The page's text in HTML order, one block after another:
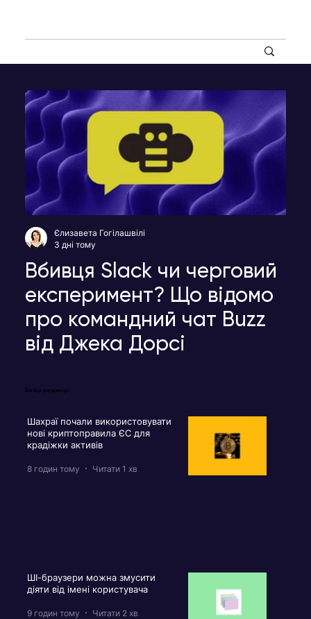
Вбивця Slack чи черговий
експеримент? Що відомо
про командний чат Buzz
від Джека Дорсі
Єлизавета Гогілашвілі
3 дні тому
Вибір редакції
Шахраї почали використовувати
нові криптоправила ЄС для
крадіжки активів
8 годин тому Читати 1 хв
ШІ-браузери можна змусити
діяти від імені користувача
9 годин тому Читати 2 хв